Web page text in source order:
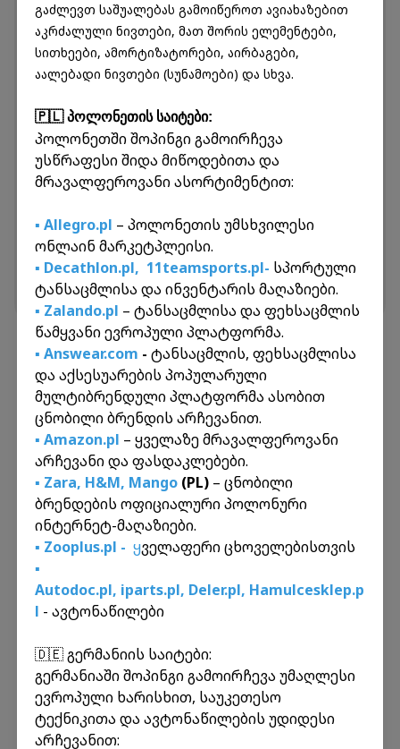
Декларирование и важные правила
Важная информация о декларировании
Если посылка не будет задекларирована к
моменту ее прибытия, она будет задержана на
Если в течение этого периода декларирование
не будет выполнено, посылка будет передана
государству для дальнейшего распоряжения.
При декларировании необходимо загрузить
Имя и фамилия получателя
Номер комнаты (личного кабинета)
Содержимое посылки
Стоимость товара
Часто задаваемые вопросы
Кто осуществляет таможенные
процедуры?
Все процедуры, необходимые для растаможки и
взаимодействия с таможней, обеспечивают
декларанты нашей компании. С 1 июля 2025
года стоимость услуги декларирования
персональная посылка - 15 лари.
Как оплачивается стоимость услуг по
декларированию?
Оплата возможна как онлайн, так и на месте при
в вашем личном кабинете ("Ваша комната").
Какой дополнительный сбор
платой за растаможку?
Согласно постановлению №201 Правительства
Грузии, на товары, подлежащие растаможке,
установлен сбор за таможенное обслуживание:
Когда происходит растаможка?
გაძლევთ საშუალებას გამოიწეროთ ავიახაზებით
აკრძალული ნივთები, მათ შორის ელემენტები,
სითხეები, ამორტიზატორები, აირბაგები,
აალებადი ნივთები (სუნამოები) და სხვა.
🇵🇱 პოლონეთის საიტები:
პოლონეთში შოპინგი გამოირჩევა
უსწრაფესი შიდა მიწოდებითა და
მრავალფეროვანი ასორტიმენტით:
▪️ Allegro.pl – პოლონეთის უმსხვილესი
ონლაინ მარკეტპლეისი.
▪️ Decathlon.pl, 11teamsports.pl- სპორტული
ტანსაცმლისა და ინვენტარის მაღაზიები.
▪️ Zalando.pl – ტანსაცმლისა და ფეხსაცმლის
წამყვანი ევროპული პლატფორმა.
▪️ Answear.com - ტანსაცმლის, ფეხსაცმლისა
და აქსესუარების პოპულარული
მულტიბრენდული პლატფორმა ასობით
ცნობილი ბრენდის არჩევანით.
▪️ Amazon.pl – ყველაზე მრავალფეროვანი
არჩევანი და ფასდაკლებები.
▪️ Zara, H&M, Mango (PL)– ცნობილი
ბრენდების ოფიციალური პოლონური
ინტერნეტ-მაღაზიები.
▪️ Zooplus.pl - ყველაფერი ცხოველებისთვის
▪️
Autodoc.pl, iparts.pl, Deler.pl, Hamulcesklep.p
l - ავტონაწილები
🇩🇪 გერმანიის საიტები:
გერმანიაში შოპინგი გამოირჩევა უმაღლესი
ევროპული ხარისხით, საუკეთესო
ტექნიკითა და ავტონაწილების უდიდესი
არჩევანით: